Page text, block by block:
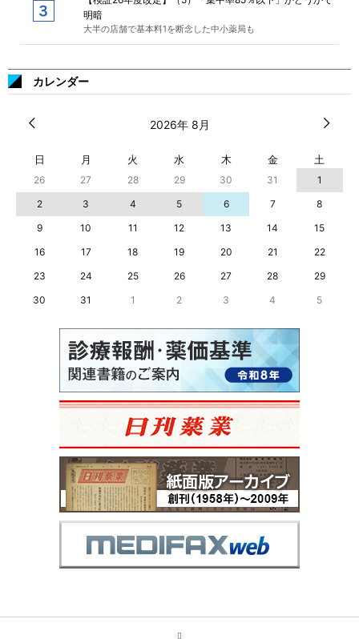
明暗
大半の店舗で基本料1を断念した中小薬局も
カレンダー
2026年 8月
日 月 火 水 木 金 土
26 27 28 29 30 31
1
2
3 4 5 6 7
8
9
10 11 12 13 14
15
16
17 18 19 20 21
22
23
24 25 26 27 28
29
30
31 1 2 3 4 5